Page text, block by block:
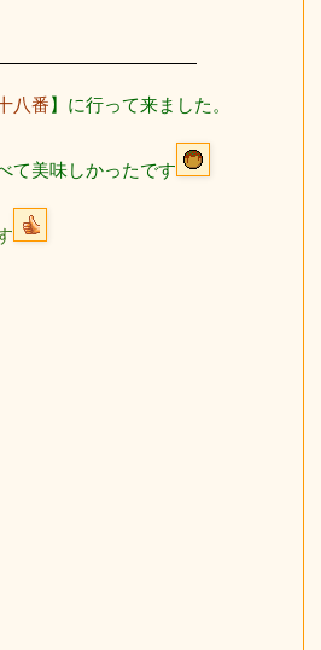
八番】に行って来ました。
て美味しかったです